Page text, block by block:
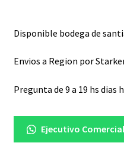
R
analogico
cantidad
Disponible bodega de
Envios a Region por
Pregunta de 9 a 19 hs dias
Ejecutivo Comercial